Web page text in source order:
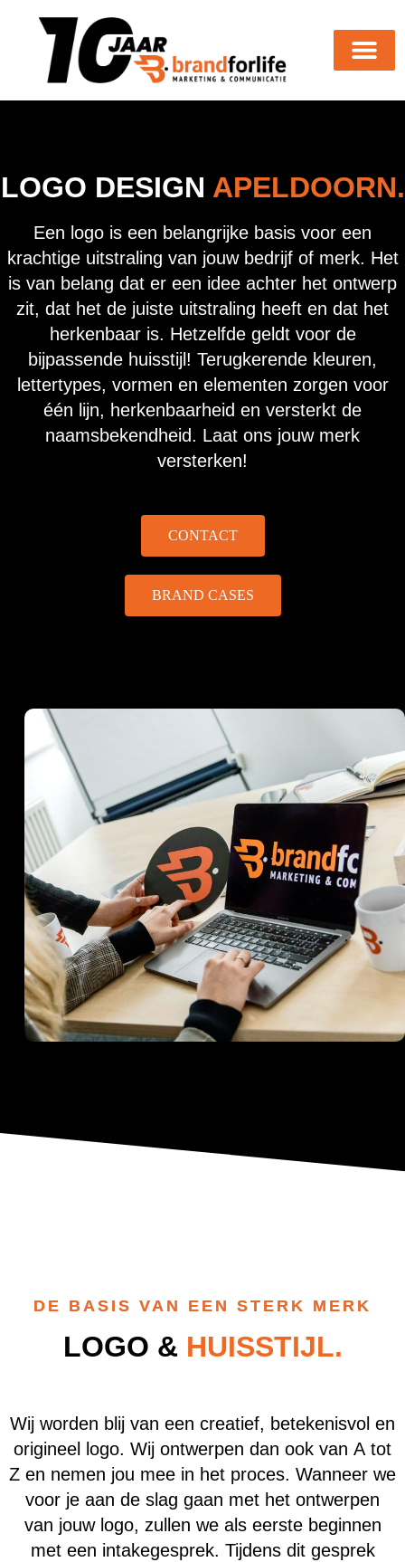
LOGO DESIGN APELDOORN.
Een logo is een belangrijke basis voor een
krachtige uitstraling van jouw bedrijf of merk. Het
is van belang dat er een idee achter het ontwerp
zit, dat het de juiste uitstraling heeft en dat het
herkenbaar is. Hetzelfde geldt voor de
bijpassende huisstijl! Terugkerende kleuren,
lettertypes, vormen en elementen zorgen voor
één lijn, herkenbaarheid en versterkt de
naamsbekendheid. Laat ons jouw merk
versterken!
CONTACT
BRAND CASES
DE BASIS VAN EEN STERK MERK
LOGO & HUISSTIJL.
Wij worden blij van een creatief, betekenisvol en
origineel logo. Wij ontwerpen dan ook van A tot
Z en nemen jou mee in het proces. Wanneer we
voor je aan de slag gaan met het ontwerpen
van jouw logo, zullen we als eerste beginnen
met een intakegesprek. Tijdens dit gesprek